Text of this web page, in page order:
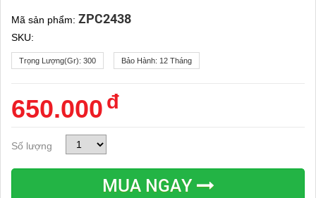
Mã sản phẩm: ZPC2438
SKU:
Trọng Lượng(gr): 300 Bảo Hành: 12 Tháng
650.000 đ
Số lượng
MUA NGAY